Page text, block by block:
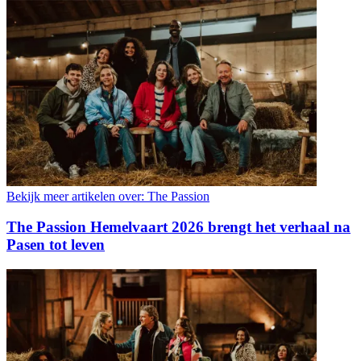
Bekijk meer artikelen over: The Passion
The Passion Hemelvaart 2026 brengt het verhaal na
Pasen tot leven